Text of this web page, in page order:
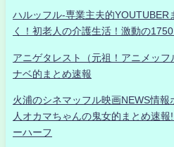
ハルッフル-専業主夫的YOUTUBER
く！初老人の介護生活！激動の1750
アニゲタレスト（元祖！アニメッ
ナベ的まとめ速報
火浦のシネマッフル映画NEWS情
人オカマちゃんの鬼女的まとめ速
ーハーフ